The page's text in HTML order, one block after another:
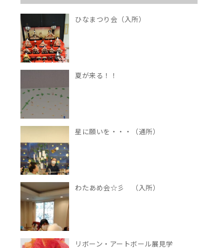
ひなまつり会（入所）
夏が来る！！
星に願いを・・・（通所）
わたあめ会☆彡 （入所）
リボーン・アートボール展見学